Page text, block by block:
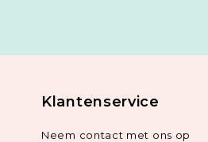
Klantenservice
Neem contact met ons op